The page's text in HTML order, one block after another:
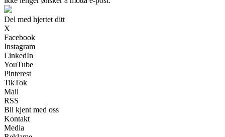
Del med hjertet ditt
X
Facebook
Instagram
LinkedIn
YouTube
Pinterest
TikTok
Mail
RSS
Bli kjent med oss
Kontakt
Media